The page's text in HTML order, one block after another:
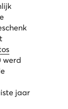
werd
jaar